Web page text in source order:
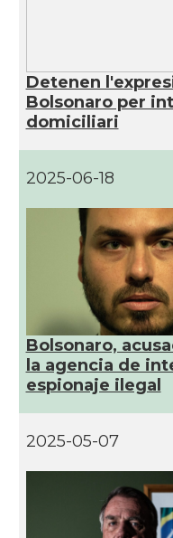
Detenen
Bolsonaro per
domiciliari
2025-06-18
Bolsonaro,
la agencia de
espionaje ilegal
2025-05-07